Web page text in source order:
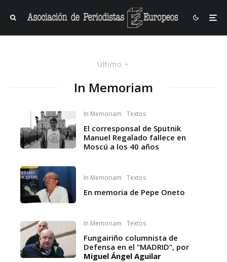
Último
In Memoriam
In Memoriam Textos
El corresponsal de Sputnik
Manuel Regalado fallece en
Moscú a los 40 años
In Memoriam Textos
En memoria de Pepe Oneto
In Memoriam Textos
Fungairiño columnista de
Defensa en el “MADRID”, por
Miguel Ángel Aguilar